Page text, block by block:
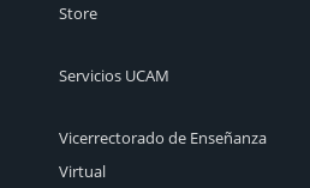
Store
Servicios UCAM
Vicerrectorado de Enseñanza
Virtual